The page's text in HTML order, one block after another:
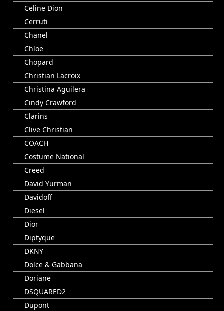
Celine Dion
Cerruti
Chanel
Chloe
Chopard
Christian Lacroix
Christina Aguilera
Cindy Crawford
Clarins
Clive Christian
COACH
Costume National
Creed
David Yurman
Davidoff
Diesel
Dior
Diptyque
DKNY
Dolce & Gabbana
Doriane
DSQUARED2
Dupont